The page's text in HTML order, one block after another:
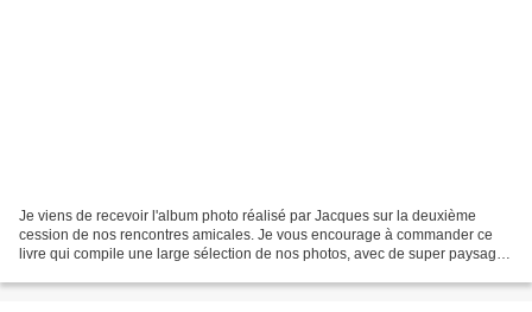
Je viens de recevoir l'album photo réalisé par Jacques sur la deuxième
cession de nos rencontres amicales. Je vous encourage à commander ce
livre qui compile une large sélection de nos photos, avec de super paysages